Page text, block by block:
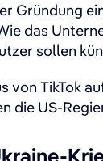
Gründung
das
​sollen
TikTok
die US-